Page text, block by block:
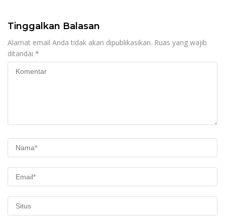
Tinggalkan Balasan
Alamat email Anda tidak akan dipublikasikan. Ruas yang wajib
ditandai *